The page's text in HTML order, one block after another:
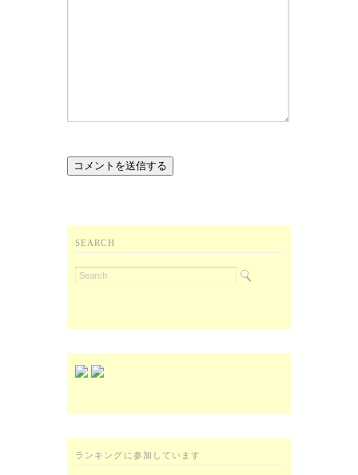
SEARCH
ランキングに参加しています